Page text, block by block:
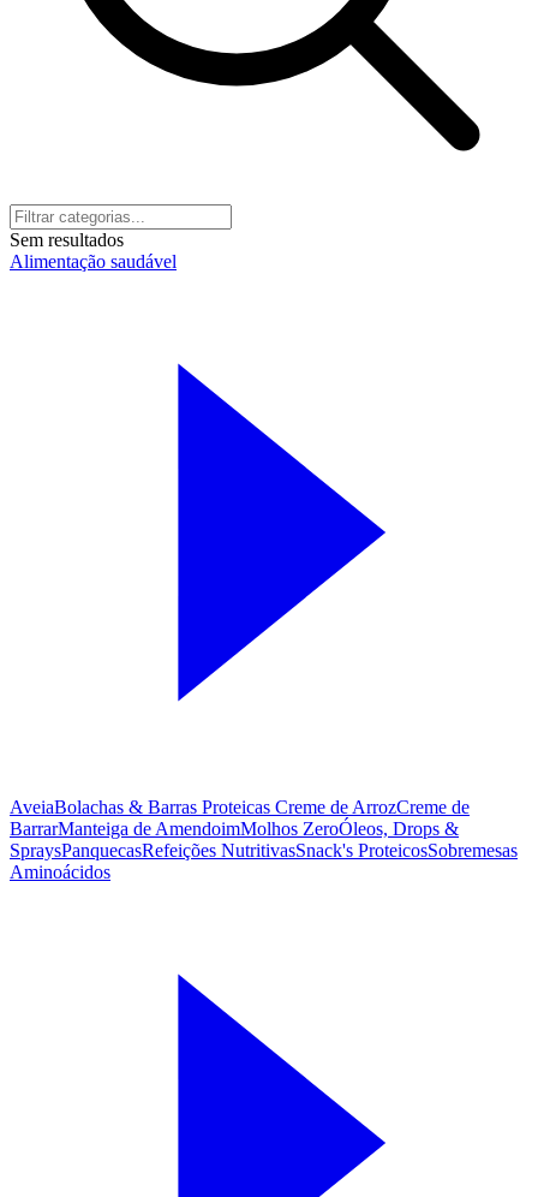
Sem resultados
Alimentação saudável
AveiaBolachas & Barras Proteicas Creme de ArrozCreme de
BarrarManteiga de AmendoimMolhos ZeroÓleos, Drops &
SpraysPanquecasRefeições NutritivasSnack's ProteicosSobremesas
Aminoácidos